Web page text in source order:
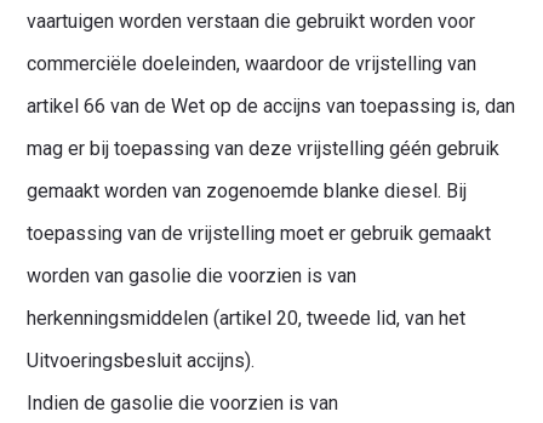
vaartuigen worden verstaan die gebruikt worden voor
commerciële doeleinden, waardoor de vrijstelling van
artikel 66 van de Wet op de accijns van toepassing is, dan
mag er bij toepassing van deze vrijstelling géén gebruik
gemaakt worden van zogenoemde blanke diesel. Bij
toepassing van de vrijstelling moet er gebruik gemaakt
worden van gasolie die voorzien is van
herkenningsmiddelen (artikel 20, tweede lid, van het
Uitvoeringsbesluit accijns).
Indien de gasolie die voorzien is van